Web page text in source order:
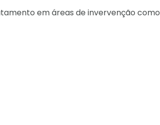
em áreas de invervenção como